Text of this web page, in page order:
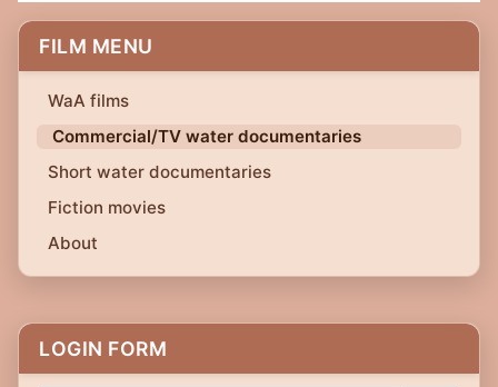
FILM MENU
WaA films
Commercial/TV water documentaries
Short water documentaries
Fiction movies
About
LOGIN FORM